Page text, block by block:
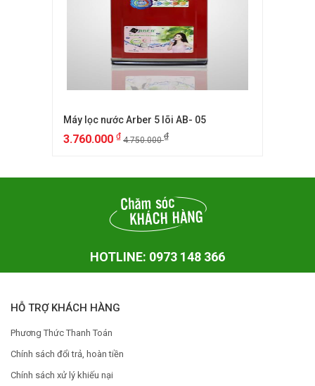
Máy lọc nước Arber 5 lõi AB- 05
3.760.000 ₫ 4.750.000₫
HOTLINE: 0973 148 366
HỖ TRỢ KHÁCH HÀNG
Phương Thức Thanh Toán
Chính sách đổi trả, hoàn tiền
Chính sách xử lý khiếu nại